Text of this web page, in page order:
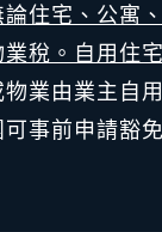
住宅、公寓
稅。 自用住
業由業主自
事前申請豁